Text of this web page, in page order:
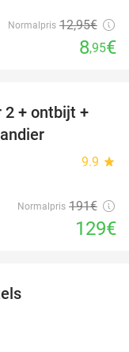
Normalpris 12,95€
8,95€
32%
2 + ontbijt +
9.9 star
Normalpris 191€
129€